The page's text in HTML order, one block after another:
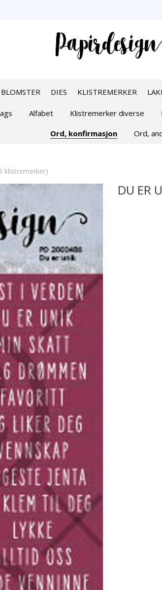
BLOMSTER DIES KLISTREMERKER
Alfabet Klistremerker diverse
Ord, konfirmasjon Ord,
klistremerker)
DU ER